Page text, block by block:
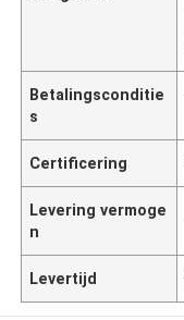
Betalingsconditie
s
Certificering
Levering vermoge
n
Levertijd